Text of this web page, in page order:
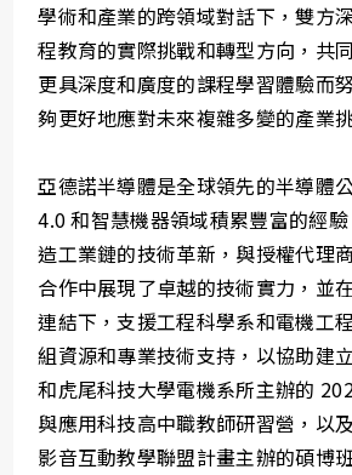
學術和產業的跨領域對話下，雙方
程教育的實際挑戰和轉型方向，共
更具深度和廣度的課程學習體驗而
夠更好地應對未來複雜多變的產業
亞德諾半導體是全球領先的半導體
4.0 和智慧機器領域積累豐富的經
造工業鏈的技術革新，與授權代理
合作中展現了卓越的技術實力，並
連結下，支援工程科學系和電機工
組資源和專業技術支持，以協助建
和虎尾科技大學電機系所主辦的
與應用科技高中職教師研習營，以
影音互動教學聯盟計畫主辦的碩博